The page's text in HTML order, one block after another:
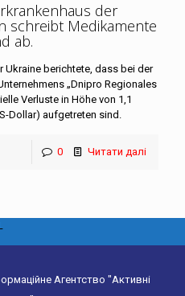
der
schreibt Medikamente
ab.
Ukraine berichtete, dass bei der
„Dnipro Regionales
Verluste in Höhe von 1,1
Dollar) aufgetreten sind.
0 Читати далі
Агентство "Активні